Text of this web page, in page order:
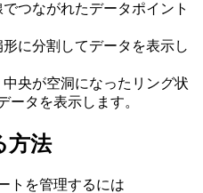
でつながれたデータポイント
形に分割してデータを表示し
中央が空洞になったリング状
ータを表示します。
方法
トを管理するには